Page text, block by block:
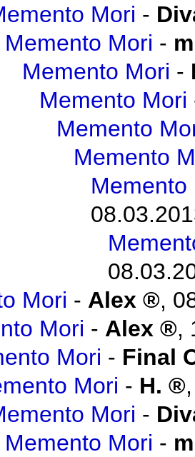
Mori -
Memento Mori -
Memento Mori -
Memento Mori
Memento
Memento
Memento
Mori - Alex ,
Mori - Alex ,
Mori - Final
Mori - H.
Mori -
Memento Mori -